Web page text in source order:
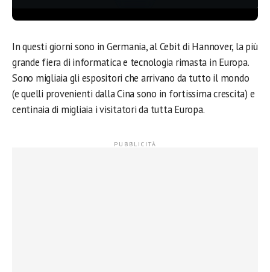
In questi giorni sono in Germania, al Cebit di Hannover, la più
grande fiera di informatica e tecnologia rimasta in Europa.
Sono migliaia gli espositori che arrivano da tutto il mondo
(e quelli provenienti dalla Cina sono in fortissima crescita) e
centinaia di migliaia i visitatori da tutta Europa.